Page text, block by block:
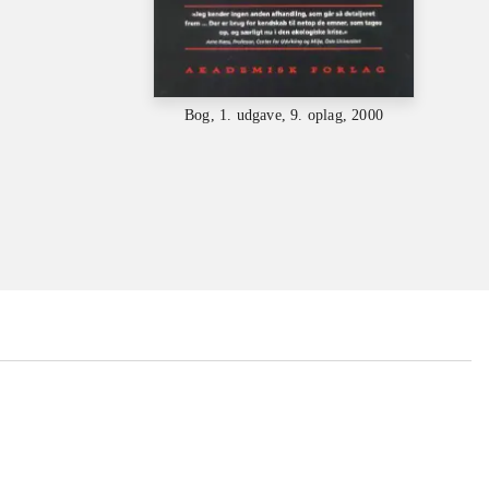
Bog, 1. udgave, 9. oplag, 2000